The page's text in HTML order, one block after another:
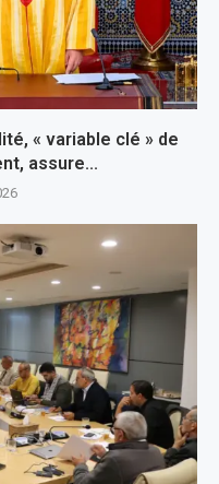
« variable clé » de
assure...